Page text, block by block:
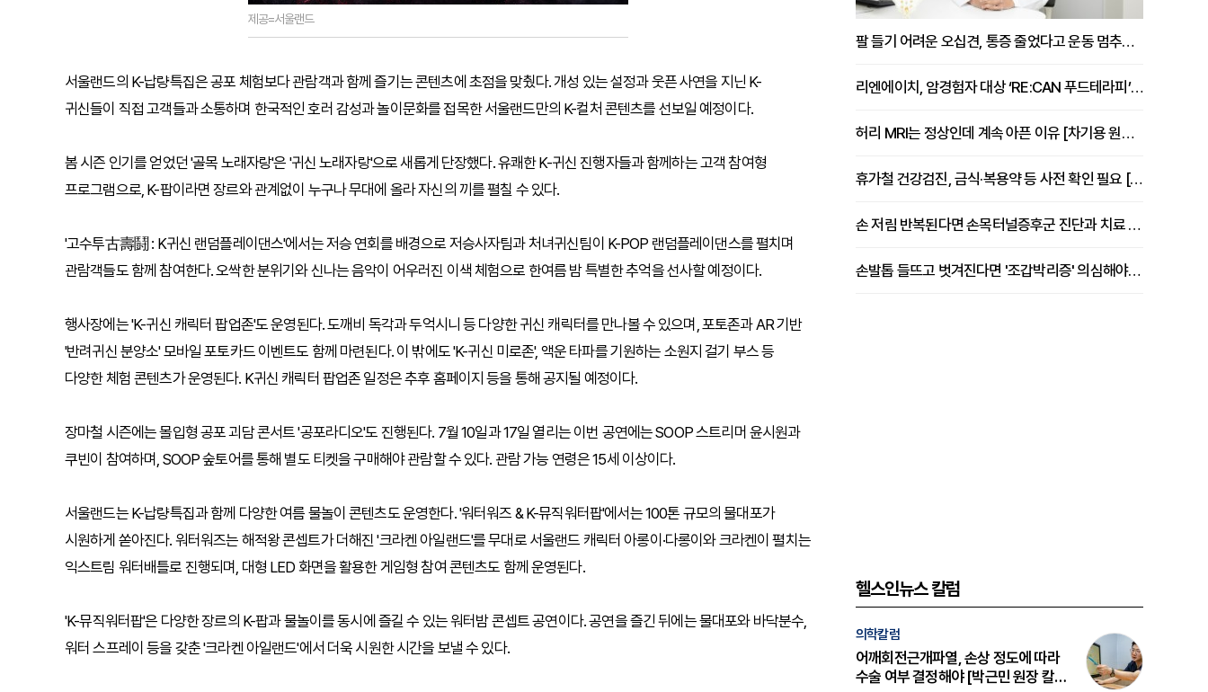
제공=서울랜드
서울랜드의 K-납량특집은 공포 체험보다 관람객과 함께 즐기는 콘텐츠에 초점을 맞췄다. 개성 있는 설정과 웃픈 사연을 지닌 K-
귀신들이 직접 고객들과 소통하며 한국적인 호러 감성과 놀이문화를 접목한 서울랜드만의 K-컬처 콘텐츠를 선보일 예정이다.
봄 시즌 인기를 얻었던 '골목 노래자랑'은 '귀신 노래자랑'으로 새롭게 단장했다. 유쾌한 K-귀신 진행자들과 함께하는 고객 참여형
프로그램으로, K-팝이라면 장르와 관계없이 누구나 무대에 올라 자신의 끼를 펼칠 수 있다.
'고수투古壽鬪 : K귀신 랜덤플레이댄스'에서는 저승 연회를 배경으로 저승사자팀과 처녀귀신팀이 K-POP 랜덤플레이댄스를 펼치며
관람객들도 함께 참여한다. 오싹한 분위기와 신나는 음악이 어우러진 이색 체험으로 한여름 밤 특별한 추억을 선사할 예정이다.
행사장에는 'K-귀신 캐릭터 팝업존'도 운영된다. 도깨비 독각과 두억시니 등 다양한 귀신 캐릭터를 만나볼 수 있으며, 포토존과 AR 기반
'반려귀신 분양소' 모바일 포토카드 이벤트도 함께 마련된다. 이 밖에도 'K-귀신 미로존', 액운 타파를 기원하는 소원지 걸기 부스 등
다양한 체험 콘텐츠가 운영된다. K귀신 캐릭터 팝업존 일정은 추후 홈페이지 등을 통해 공지될 예정이다.
장마철 시즌에는 몰입형 공포 괴담 콘서트 '공포라디오'도 진행된다. 7월 10일과 17일 열리는 이번 공연에는 SOOP 스트리머 윤시원과
쿠빈이 참여하며, SOOP 숲토어를 통해 별도 티켓을 구매해야 관람할 수 있다. 관람 가능 연령은 15세 이상이다.
서울랜드는 K-납량특집과 함께 다양한 여름 물놀이 콘텐츠도 운영한다. '워터워즈 & K-뮤직워터팝'에서는 100톤 규모의 물대포가
시원하게 쏟아진다. 워터워즈는 해적왕 콘셉트가 더해진 '크라켄 아일랜드'를 무대로 서울랜드 캐릭터 아롱이·다롱이와 크라켄이 펼치는
익스트림 워터배틀로 진행되며, 대형 LED 화면을 활용한 게임형 참여 콘텐츠도 함께 운영된다.
'K-뮤직워터팝'은 다양한 장르의 K-팝과 물놀이를 동시에 즐길 수 있는 워터밤 콘셉트 공연이다. 공연을 즐긴 뒤에는 물대포와 바닥분수,
워터 스프레이 등을 갖춘 '크라켄 아일랜드'에서 더욱 시원한 시간을 보낼 수 있다.
팔 들기 어려운 오십견, 통증 줄었다고 운동 멈추면 안 되는 이유 [이병욱 원장 칼럼]
리엔에이치, 암경험자 대상 ‘RE:CAN 푸드테라피’ 운영
허리 MRI는 정상인데 계속 아픈 이유 [차기용 원장 칼럼]
휴가철 건강검진, 금식·복용약 등 사전 확인 필요 [정도감 원장 칼럼]
손 저림 반복된다면 손목터널증후군 진단과 치료 시기 살펴야 [김동현 원장 칼럼]
손발톱 들뜨고 벗겨진다면 '조갑박리증' 의심해야 [김철윤 원장 칼럼]
헬스인뉴스 칼럼
의학칼럼
어깨회전근개파열, 손상 정도에 따라
수술 여부 결정해야 [박근민 원장 칼